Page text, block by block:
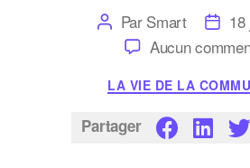
Auteur
de
l’article
Par Smart Date
de
18
Aucun
LA VIE DE LA
Partager